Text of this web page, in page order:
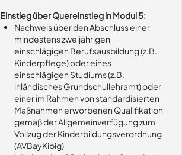
Einstieg über Quereinstieg in Modul 5:
Nachweis über den Abschluss einer
mindestens zweijährigen
einschlägigen Berufsausbildung (z.B.
Kinderpflege) oder eines
einschlägigen Studiums (z.B.
inländisches Grundschullehramt) oder
einer im Rahmen von standardisierten
Maßnahmen erworbenen Qualifikation
gemäß der Allgemeinverfügung zum
Vollzug der Kinderbildungsverordnung
(AVBayKibig)